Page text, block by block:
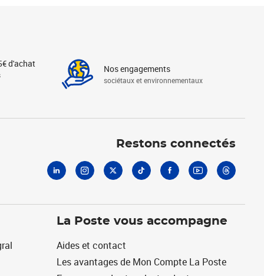
d'achat Nos engagements
sociétaux et environnementaux
Restons connectés
La Poste vous accompagne
Aides et contact
Les avantages de Mon Compte La Poste